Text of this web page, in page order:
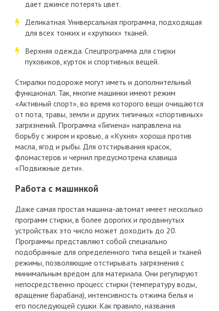
дает джинсе потерять цвет.
Деликатная. Универсальная программа, подходящая
для всех тонких и «хрупких» тканей.
Верхняя одежда. Спецпрограмма для стирки
пуховиков, курток и спортивных вещей.
Стиралки подороже могут иметь и дополнительный
функционал. Так, многие машинки имеют режим
«Активный спорт», во время которого вещи очищаются
от пота, травы, земли и других типичных «спортивных»
загрязнений. Программа «Гигиена» направлена на
борьбу с жиром и кровью, а «Кухня» хороша против
масла, ягод и рыбы. Для отстирывания красок,
фломастеров и чернил предусмотрена клавиша
«Подвижные дети».
Работа с машинкой
Даже самая простая машина-автомат имеет несколько
программ стирки, в более дорогих и продвинутых
устройствах это число может доходить до 20.
Программы представляют собой специально
подобранные для определенного типа вещей и тканей
режимы, позволяющие отстирывать загрязнения с
минимальным вредом для материала. Они регулируют
непосредственно процесс стирки (температуру воды,
вращение барабана), интенсивность отжима белья и
его последующей сушки. Как правило, названия